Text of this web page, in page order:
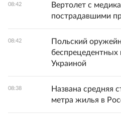
08:42
Вертолет с
пострадавшими
08:42
Польский
беспрецедентных
Украиной
08:38
Названа средняя
метра жилья в